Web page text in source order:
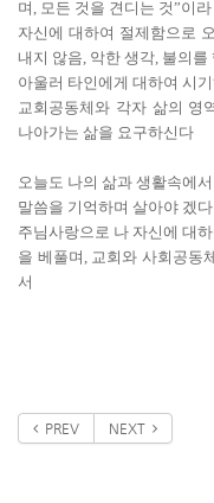
며, 모든 것을 견디는 것”이
자신에 대하여 절제함으로
내지 않음, 악한 생각, 불의
아울러 타인에게 대하여 시
교회공동체와 각자 삶의 영
나아가는 삶을 요구하신다
오늘도 나의 삶과 생활속에
말씀을 기억하며 살아야 겠다
주님사랑으로 나 자신에 대
을 베풀며, 교회와 사회공동
서
PREV NEXT